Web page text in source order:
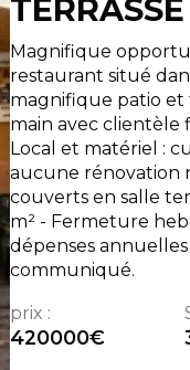
Magnifique
restaurant situé
magnifique patio et
main avec clientèle
Local et matériel :
aucune rénovation
couverts en salle
m² - Fermeture
dépenses
communiqué.
prix :
420000€